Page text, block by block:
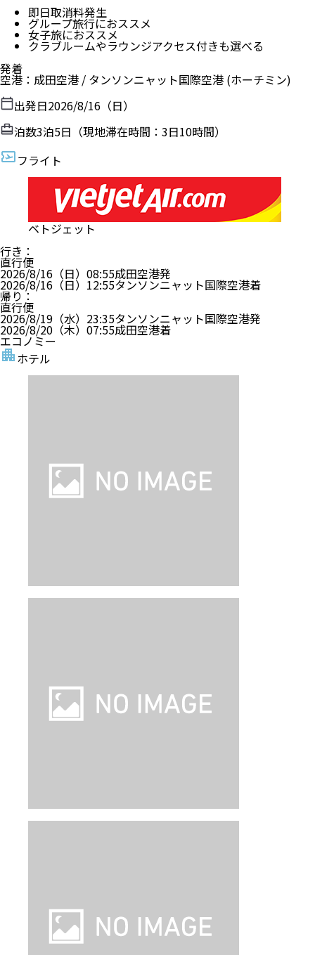
即日取消料発生
グループ旅行におススメ
女子旅におススメ
クラブルームやラウンジアクセス付きも選べる
発着
空港 ： 成田空港 / タンソンニャット国際空港 (ホーチミン)
出発日2026/8/16（日）
泊数3泊5日（現地滞在時間： 3日10時間）
フライト
ベトジェット
行き ：
直行便
2026/8/16（日） 08:55成田空港発
2026/8/16（日） 12:55タンソンニャット国際空港着
帰り ：
直行便
2026/8/19（水） 23:35タンソンニャット国際空港発
2026/8/20（木） 07:55成田空港着
エコノミー
ホテル